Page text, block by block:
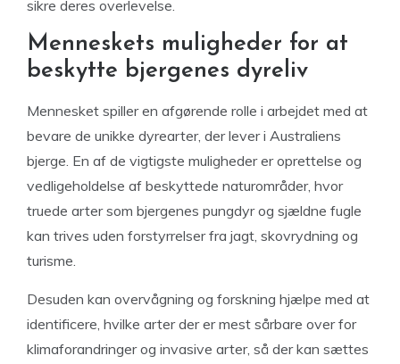
sikre deres overlevelse.
Menneskets muligheder for at
beskytte bjergenes dyreliv
Mennesket spiller en afgørende rolle i arbejdet med at
bevare de unikke dyrearter, der lever i Australiens
bjerge. En af de vigtigste muligheder er oprettelse og
vedligeholdelse af beskyttede naturområder, hvor
truede arter som bjergenes pungdyr og sjældne fugle
kan trives uden forstyrrelser fra jagt, skovrydning og
turisme.
Desuden kan overvågning og forskning hjælpe med at
identificere, hvilke arter der er mest sårbare over for
klimaforandringer og invasive arter, så der kan sættes